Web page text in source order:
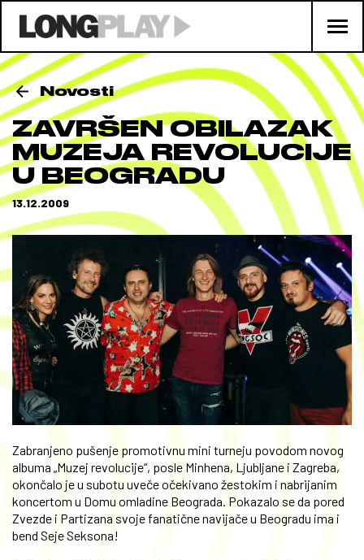
Novosti
ZAVRŠEN OBILAZAK
MUZEJA REVOLUCIJE
U BEOGRADU
13.12.2009
Zabranjeno pušenje promotivnu mini turneju povodom novog
albuma „Muzej revolucije“, posle Minhena, Ljubljane i Zagreba,
okončalo je u subotu uveče očekivano žestokim i nabrijanim
koncertom u Domu omladine Beograda. Pokazalo se da pored
Zvezde i Partizana svoje fanatične navijače u Beogradu ima i
bend Seje Seksona!